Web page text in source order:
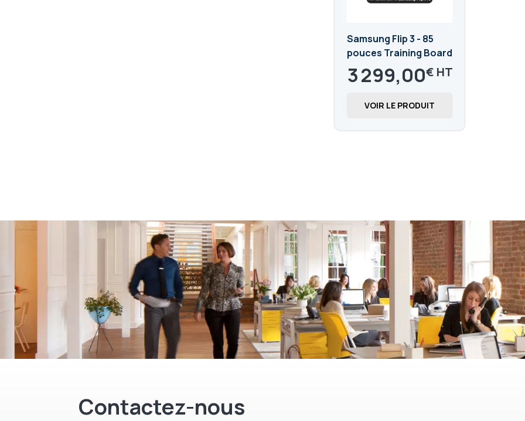
Samsung Flip 3 - 85
pouces Training Board
WM85A
3 299,00€
VOIR LE PRODUIT
Contactez-nous